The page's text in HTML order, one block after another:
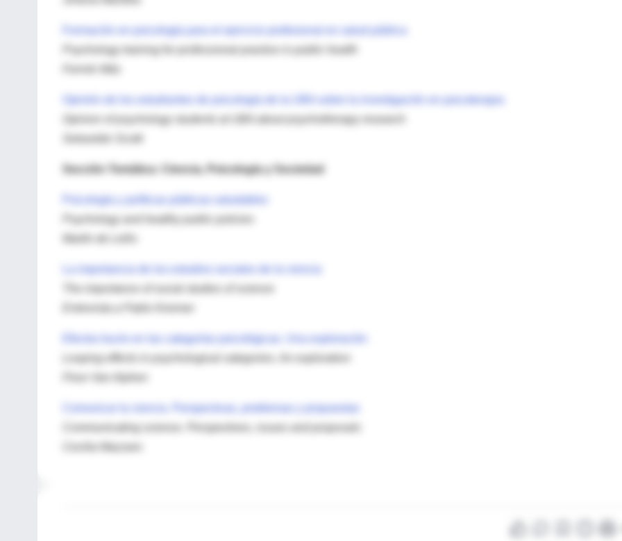
Formación en psicología para el ejercicio profesional en salud pública
Psychology training for professional practice in public health
Opinión de los estudiantes de psicología de la UBA sobre la investigación en psicoterapia
Opinion of psychology students at UBA about psychotherapy research
Sección Temática: Ciencia, Psicología y Sociedad
Psicología y políticas públicas saludables
Psychology and healthy public policies
La importancia de los estudios sociales de la ciencia
Efectos bucle en las categorías psicológicas. Una exploración
Looping effects in psychological categories. An exploration